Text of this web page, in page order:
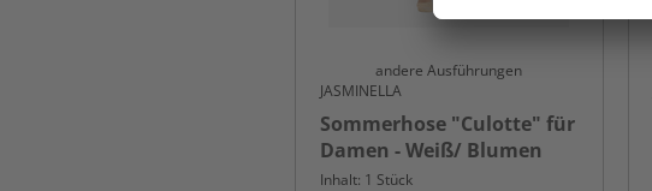
andere Ausführungen
JASMINELLA
Sommerhose "Culotte" für
Damen - Weiß/ Blumen
Inhalt: 1 Stück